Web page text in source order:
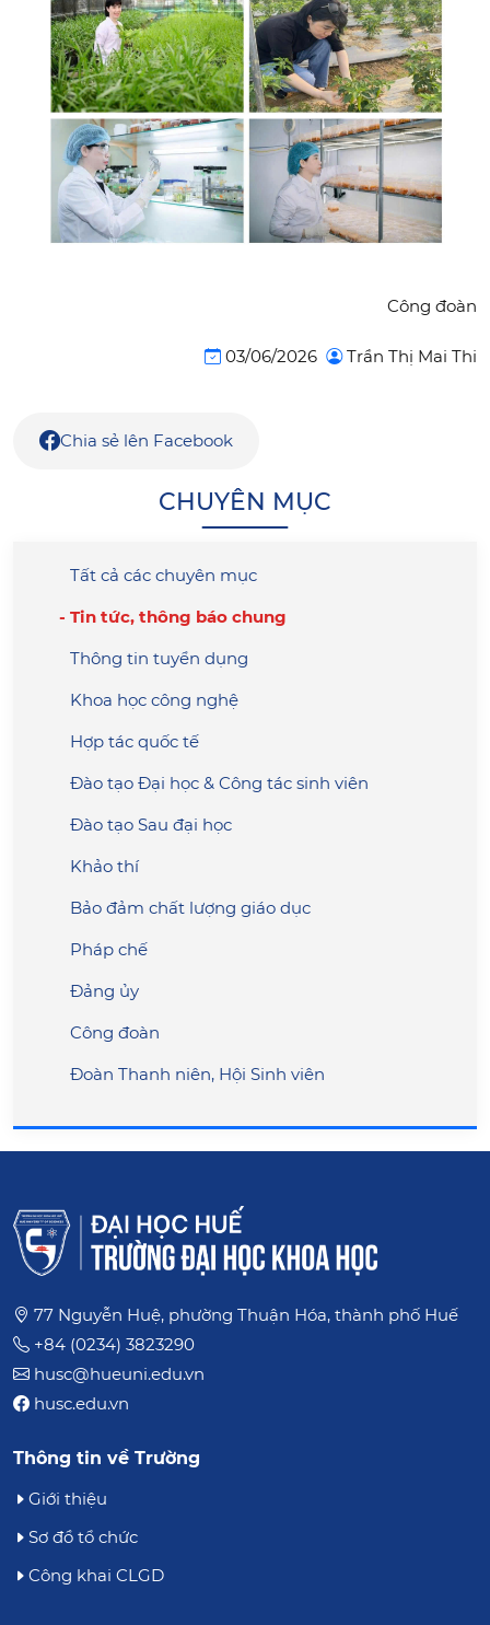
Công đoàn
03/06/2026 Trần Thị Mai Thi
Chia sẻ lên Facebook
CHUYÊN MỤC
Tất cả các chuyên mục
Tin tức, thông báo chung
Thông tin tuyển dụng
Khoa học công nghệ
Hợp tác quốc tế
Đào tạo Đại học & Công tác sinh viên
Đào tạo Sau đại học
Khảo thí
Bảo đảm chất lượng giáo dục
Pháp chế
Đảng ủy
Công đoàn
Đoàn Thanh niên, Hội Sinh viên
77 Nguyễn Huệ, phường Thuận Hóa, thành phố Huế
+84 (0234) 3823290
husc@hueuni.edu.vn
husc.edu.vn
Thông tin về Trường
Giới thiệu
Sơ đồ tổ chức
Công khai CLGD